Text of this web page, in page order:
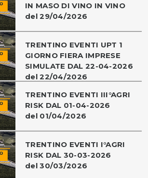
IN MASO DI VINO IN VINO
del 29/04/2026
TRENTINO EVENTI UPT 1
GIORNO FIERA IMPRESE
SIMULATE DAL 22-04-2026
del 22/04/2026
TRENTINO EVENTI III°AGRI
RISK DAL 01-04-2026
del 01/04/2026
TRENTINO EVENTI I°AGRI
RISK DAL 30-03-2026
del 30/03/2026